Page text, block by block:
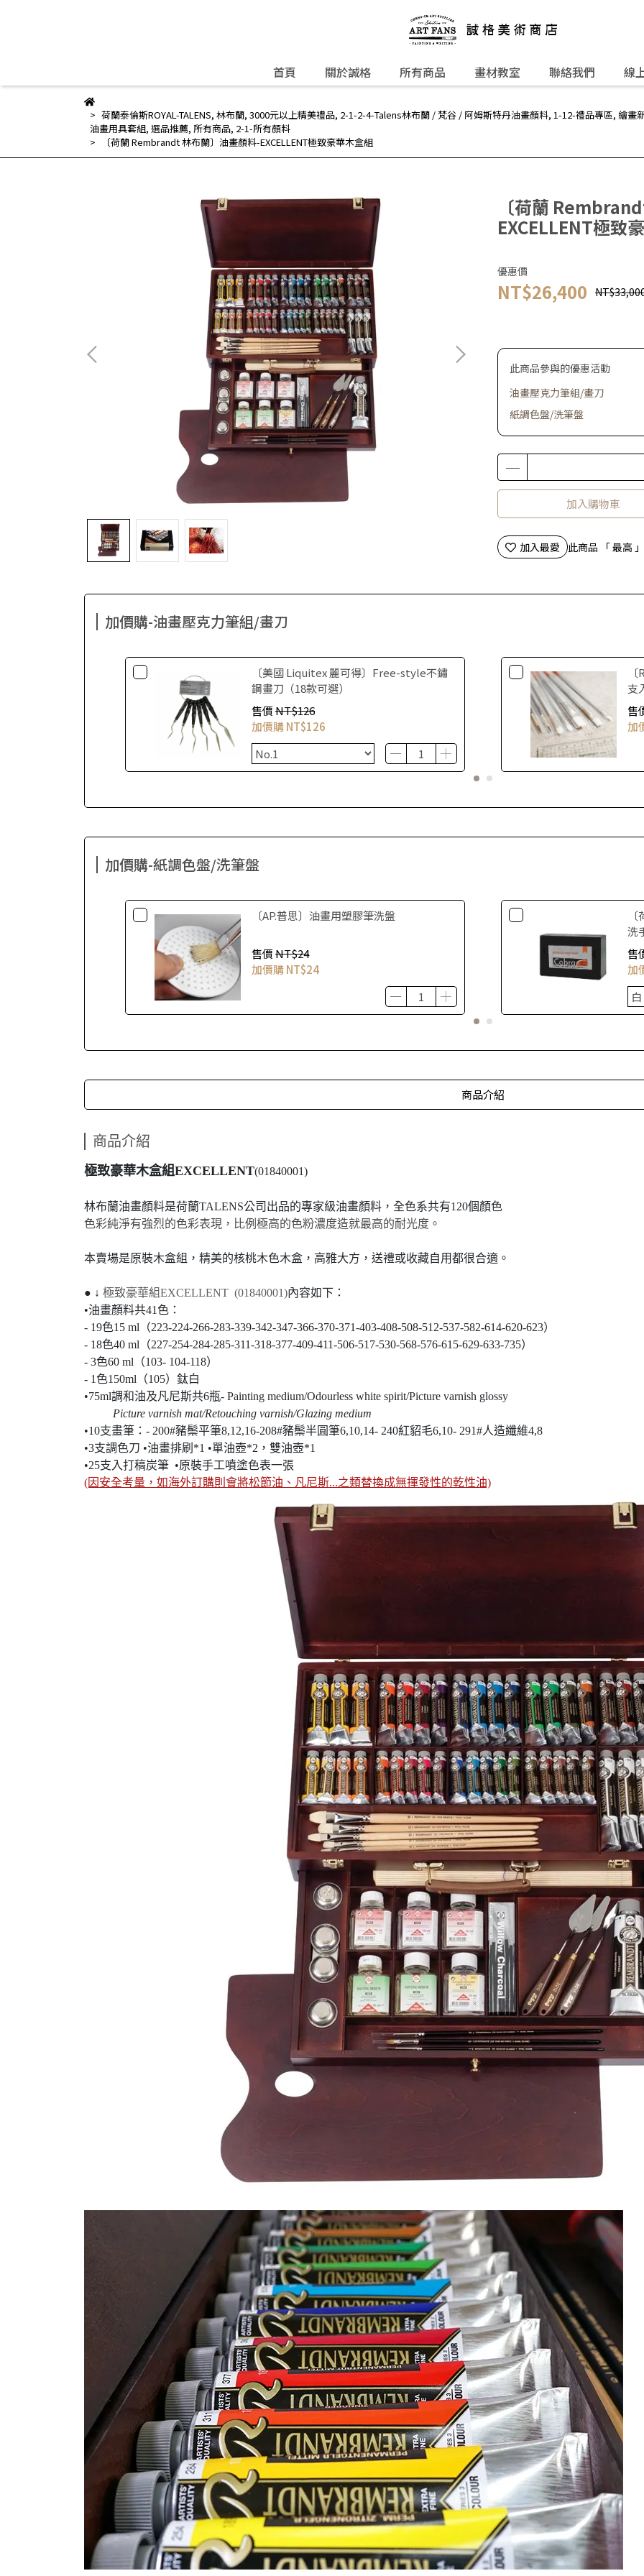
首頁 關於誠格 所有商品 畫材教室 聯絡我們 線
荷蘭泰倫斯ROYAL-TALENS, 林布蘭, 3000元以上精美禮品, 2-1-2-4-Talens林布蘭 / 梵谷 / 阿姆斯特丹油畫顏料, 1-12-禮品專區, 繪畫
油畫用具套組, 選品推薦, 所有商品, 2-1-所有顏料
〔荷蘭 Rembrandt 林布蘭〕油畫顏料-EXCELLENT極致豪華木盒組
〔荷蘭
EXCELLENT極致
優惠價
NT$26,400
此商品參與的優惠活動
油畫壓克力筆組/畫刀
紙調色盤/洗筆盤
加入購物車
加入最愛 此商品 「 最高
加價購-油畫壓克力筆組/畫刀
〔美國 Liquitex 麗可得〕Free-style不鏽
鋼畫刀（18款可選）
售價NT$126
加價購NT$126
支
售
加
加價購-紙調色盤/洗筆盤
〔AP.普思〕油畫用塑膠筆洗盤
售價NT$24
加價購NT$24
洗
售
加
商品介紹
商品介紹
極致豪華木盒組EXCELLENT(01840001)
林布蘭油畫顏料是荷蘭TALENS公司出品的專家級油畫顏料，全色系共有120個顏色
色彩純淨有強烈的色彩表現，比例極高的色粉濃度造就最高的耐光度。
本賣場是原裝木盒組，精美的核桃木色木盒，高雅大方，送禮或收藏自用都很合適。
● ↓ 極致豪華組EXCELLENT (01840001)內容如下：
•油畫顏料共41色：
- 19色15 ml（223-224-266-283-339-342-347-366-370-371-403-408-508-512-537-582-614-620-623）
- 18色40 ml（227-254-284-285-311-318-377-409-411-506-517-530-568-576-615-629-633-735）
- 3色60 ml（103- 104-118）
- 1色150ml（105）鈦白
•75ml調和油及凡尼斯共6瓶- Painting medium/Odourless white spirit/Picture varnish glossy
Picture varnish mat/Retouching varnish/Glazing medium
•10支畫筆：- 200#豬鬃平筆8,12,16-208#豬鬃半圓筆6,10,14- 240紅貂毛6,10- 291#人造纖維4,8
•3支調色刀 •油畫排刷*1 •單油壺*2，雙油壺*1
•25支入打稿炭筆 •原裝手工噴塗色表一張
(因安全考量，如海外訂購則會將松節油、凡尼斯...之類替換成無揮發性的乾性油)